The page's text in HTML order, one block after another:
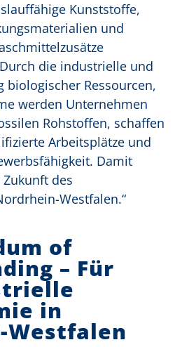
Kunststoffe,
und
die industrielle und
biologischer Ressourcen,
werden Unternehmen
Rohstoffen, schaffen
Arbeitsplätze und
Damit
des
Westfalen.“
of
– Für
in
Westfalen